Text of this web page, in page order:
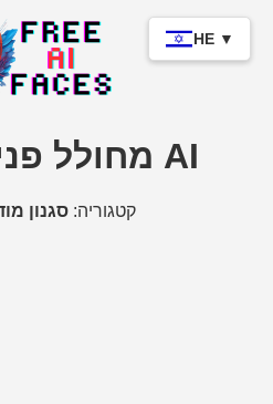
HE ▼
מחולל פנים מבוסס AI
קטגוריה:סגנון